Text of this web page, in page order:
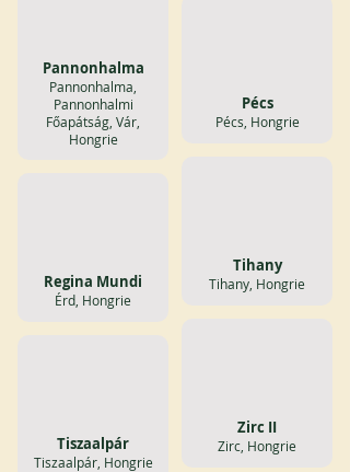
Pannonhalma
Pannonhalma,
Pannonhalmi
Főapátság, Vár,
Hongrie
Regina Mundi
Érd, Hongrie
Tiszaalpár
Tiszaalpár, Hongrie
Pécs
Pécs, Hongrie
Tihany
Tihany, Hongrie
Zirc II
Zirc, Hongrie